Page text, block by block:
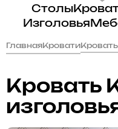
Столы
Изголовья
ГлавнаяКровати
Кровать